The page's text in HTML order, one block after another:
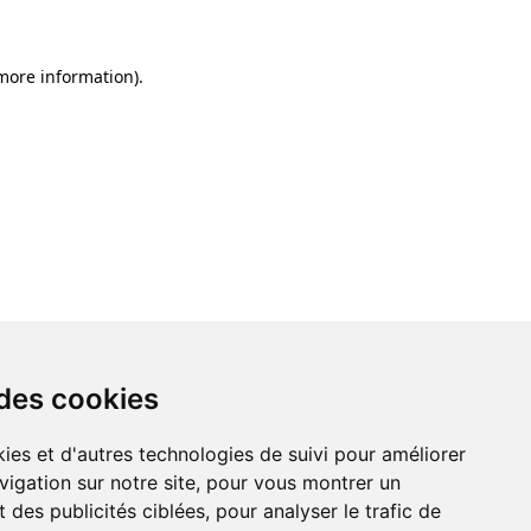
cookies
et d'autres technologies de suivi pour améliorer
sur notre site, pour vous montrer un
des publicités ciblées, pour analyser le trafic de
information).